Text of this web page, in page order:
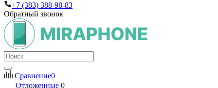
+7 (383) 388-98-83
Обратный звонок
Сравнение0
Отложенные 0